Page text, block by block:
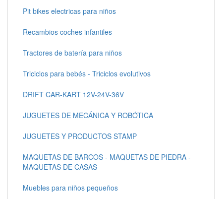
Pit bikes electricas para niños
Recambios coches infantiles
Tractores de batería para niños
Triciclos para bebés - Triciclos evolutivos
DRIFT CAR-KART 12V-24V-36V
JUGUETES DE MECÁNICA Y ROBÓTICA
JUGUETES Y PRODUCTOS STAMP
MAQUETAS DE BARCOS - MAQUETAS DE PIEDRA -
MAQUETAS DE CASAS
Muebles para niños pequeños